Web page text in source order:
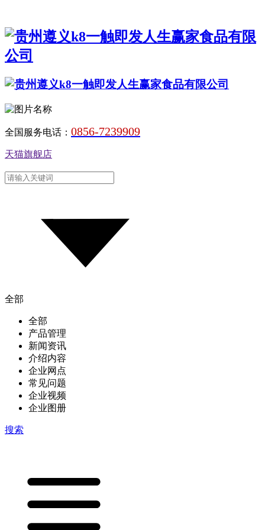
全国服务电话： 0856-7239909
天猫旗舰店
全部
全部
产品管理
新闻资讯
介绍内容
企业网点
常见问题
企业视频
企业图册
搜索